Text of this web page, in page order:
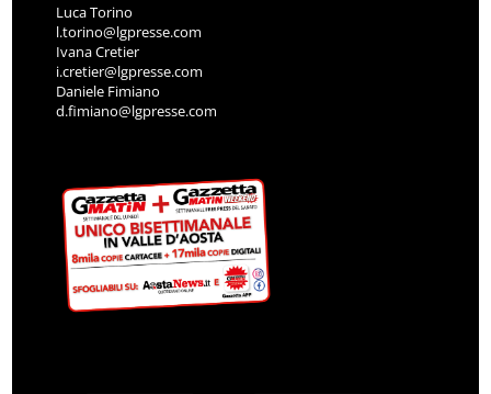
Luca Torino
l.torino@lgpresse.com
Ivana Cretier
i.cretier@lgpresse.com
Daniele Fimiano
d.fimiano@lgpresse.com